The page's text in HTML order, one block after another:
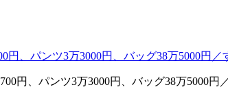
円、パンツ3万3000円、バッグ38万5000円